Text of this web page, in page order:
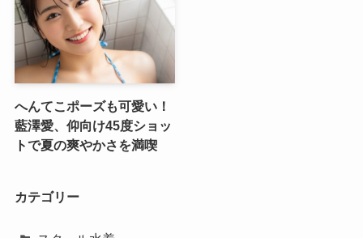
へんてこポーズも可愛い！
藍澤愛、仰向け45度ショッ
トで夏の爽やかさを満喫
カテゴリー